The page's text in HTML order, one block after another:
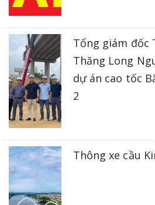
Tổng giám đốc
Thăng Long
dự án cao tốc
2
Thông xe cầu